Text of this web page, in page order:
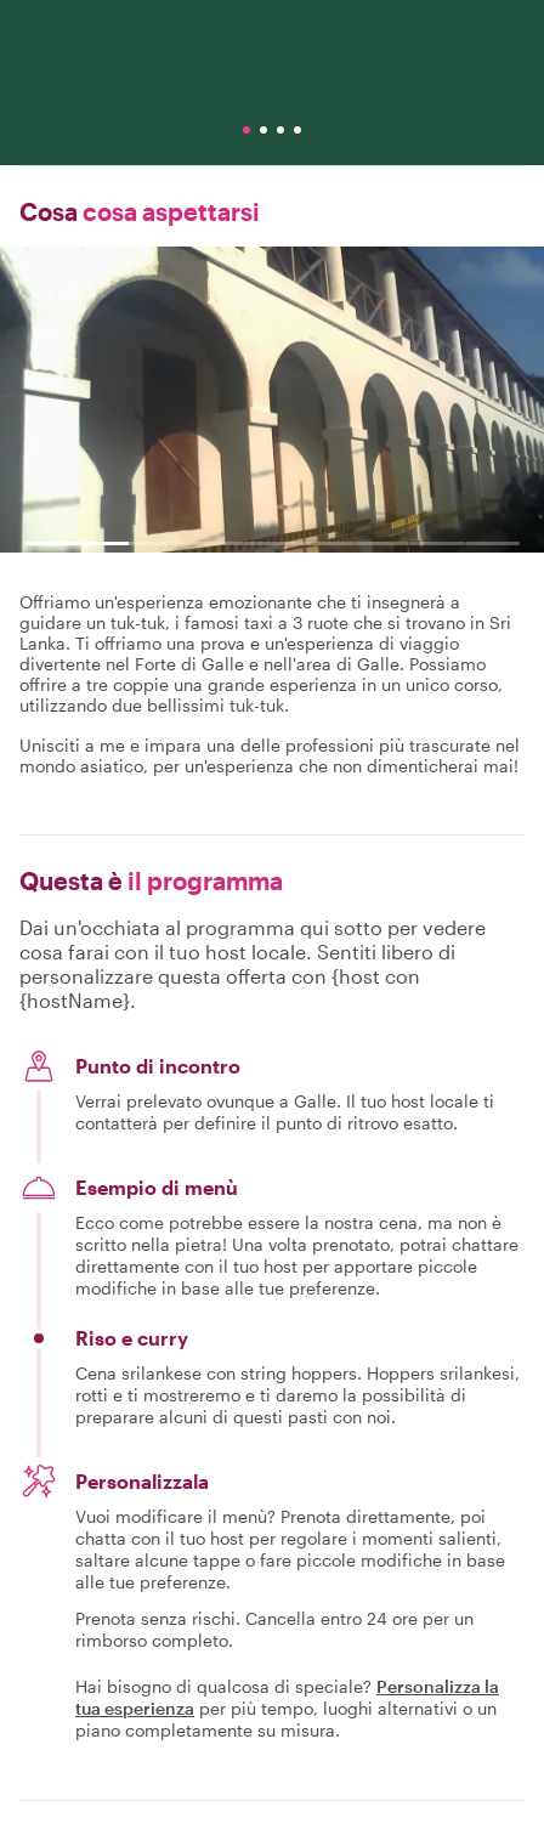
Cosa cosa aspettarsi
Offriamo un'esperienza emozionante che ti insegnerà a
guidare un tuk-tuk, i famosi taxi a 3 ruote che si trovano in Sri
Lanka. Ti offriamo una prova e un'esperienza di viaggio
divertente nel Forte di Galle e nell'area di Galle. Possiamo
offrire a tre coppie una grande esperienza in un unico corso,
utilizzando due bellissimi tuk-tuk.
Unisciti a me e impara una delle professioni più trascurate nel
mondo asiatico, per un'esperienza che non dimenticherai mai!
Questa è il programma
Dai un'occhiata al programma qui sotto per vedere
cosa farai con il tuo host locale. Sentiti libero di
personalizzare questa offerta con {host con
{hostName}.
Punto di incontro
Verrai prelevato ovunque a Galle. Il tuo host locale ti
contatterà per definire il punto di ritrovo esatto.
Esempio di menù
Ecco come potrebbe essere la nostra cena, ma non è
scritto nella pietra! Una volta prenotato, potrai chattare
direttamente con il tuo host per apportare piccole
modifiche in base alle tue preferenze.
Riso e curry
Cena srilankese con string hoppers. Hoppers srilankesi,
rotti e ti mostreremo e ti daremo la possibilità di
preparare alcuni di questi pasti con noi.
Personalizzala
Vuoi modificare il menù? Prenota direttamente, poi
chatta con il tuo host per regolare i momenti salienti,
saltare alcune tappe o fare piccole modifiche in base
alle tue preferenze.
Prenota senza rischi. Cancella entro 24 ore per un
rimborso completo.
Hai bisogno di qualcosa di speciale? Personalizza la
tua esperienza per più tempo, luoghi alternativi o un
piano completamente su misura.